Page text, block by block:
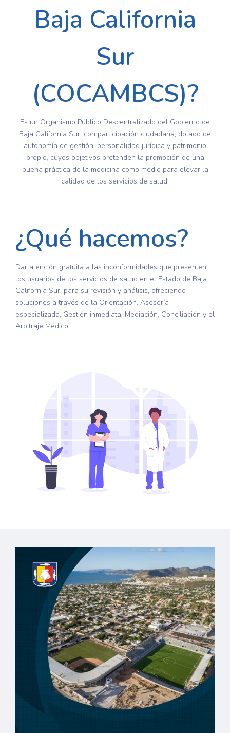
Baja California
Sur
(COCAMBCS)?
Es un Organismo Público Descentralizado del Gobierno de
Baja California Sur, con participación ciudadana, dotado de
autonomía de gestión, personalidad jurídica y patrimonio
propio, cuyos objetivos pretenden la promoción de una
buena práctica de la medicina como medio para elevar la
calidad de los servicios de salud.
¿Qué hacemos?
Dar atención gratuita a las inconformidades que presenten
los usuarios de los servicios de salud en el Estado de Baja
California Sur, para su revisión y análisis, ofreciendo
soluciones a través de la Orientación, Asesoría
especializada, Gestión inmediata, Mediación, Conciliación y el
Arbitraje Médico.